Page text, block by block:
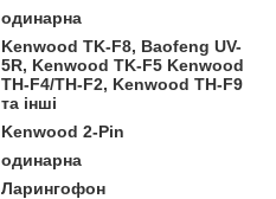
одинарна
Kenwood TK-F8, Baofeng UV-
5R, Kenwood TK-F5 Kenwood
TH-F4/TH-F2, Kenwood TH-F9
та інші
Kenwood 2-Pin
одинарна
Ларингофон